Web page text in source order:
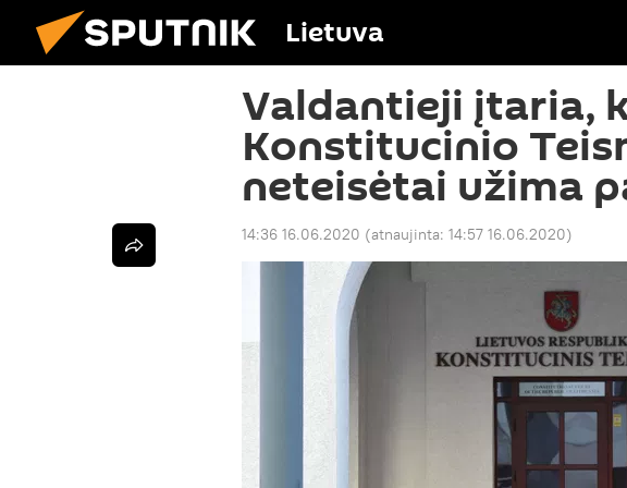
Lietuva
Valdantieji įtaria,
Konstitucinio
neteisėtai užima
14:36 16.06.2020 (atnaujinta: 14:57 16.06.2020)